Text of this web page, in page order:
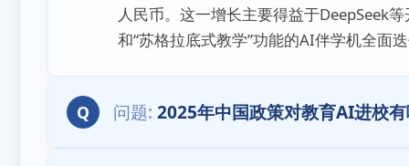
人民币。这一增长主要得益于DeepSeek
和“苏格拉底式教学”功能的AI伴学机全面
Q 2025年中国政策对教育AI进校